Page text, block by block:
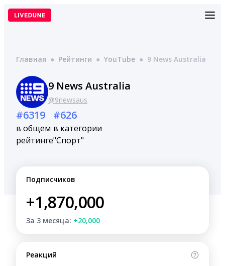
Перейти
Главная ● Рейтинги ● YouTube ● 9 News Australia
9 News Australia
@9newsaus
#6319
в общем
рейтинге
#626
в категории
"Спорт"
Подписчиков
+1,870,000
За 3 месяца: +20,000
Реакций